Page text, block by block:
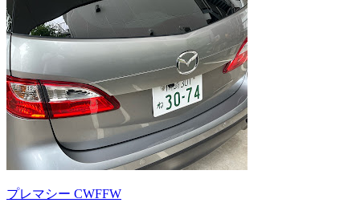
プレマシー CWFFW